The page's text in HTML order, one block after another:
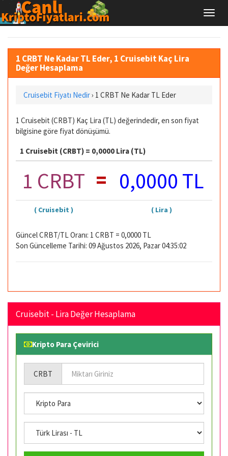
1 CRBT Ne Kadar TL Eder, 1 Cruisebit Kaç Lira
Değer Hesaplama
Cruisebit Fiyatı Nedir› 1 CRBT Ne Kadar TL Eder
1 Cruisebit (CRBT) Kaç Lira (TL) değerindedir, en son fiyat
bilgisine göre fiyat dönüşümü.
1 Cruisebit (CRBT) = 0,0000 Lira (TL)
1 CRBT = 0,0000 TL
( Cruisebit ) ( Lira )
Güncel CRBT/TL Oranı: 1 CRBT = 0,0000 TL
Son Güncelleme Tarihi: 09 Ağustos 2026, Pazar 04:35:02
Cruisebit - Lira Değer Hesaplama
Kripto Para Çevirici
CRBT